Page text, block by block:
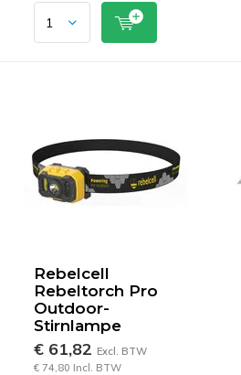
Rebelcell
Rebeltorch Pro
Outdoor-
Stirnlampe
€ 61,82 Excl. BTW
€ 74,80 Incl. BTW